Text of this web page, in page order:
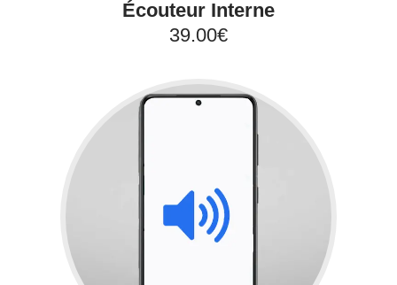
Écouteur Interne
39.00€